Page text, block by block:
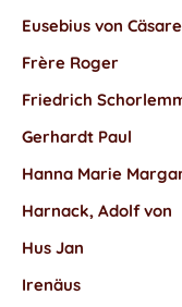
Eusebius von
Frère Roger
Friedrich
Gerhardt Paul
Hanna Marie
Harnack, Adolf von
Hus Jan
Irenäus